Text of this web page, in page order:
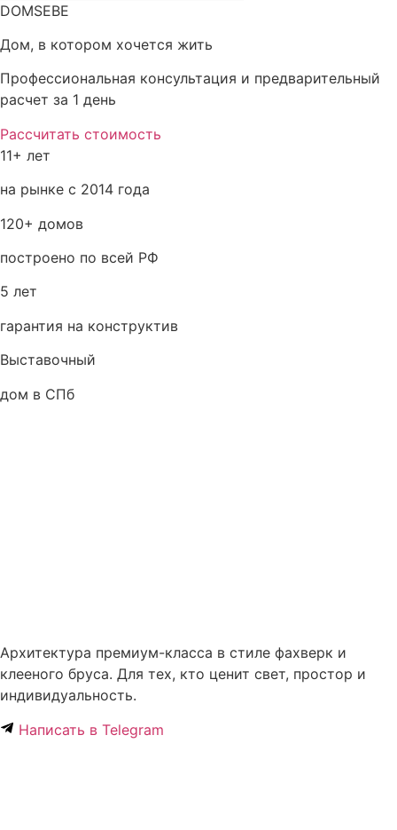
DOMSEBE
Дом, в котором хочется жить
Профессиональная консультация и предварительный
расчет за 1 день
Рассчитать стоимость
11+ лет
на рынке с 2014 года
120+ домов
построено по всей РФ
5 лет
гарантия на конструктив
Выставочный
дом в СПб
Архитектура премиум-класса в стиле фахверк и
клееного бруса. Для тех, кто ценит свет, простор и
индивидуальность.
Написать в Telegram